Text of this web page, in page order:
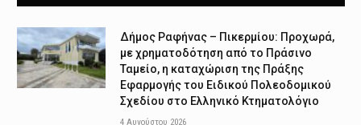
Δήμος Ραφήνας – Πικερμίου: Προχωρά,
με χρηματοδότηση από το Πράσινο
Ταμείο, η καταχώριση της Πράξης
Εφαρμογής του Ειδικού Πολεοδομικού
Σχεδίου στο Ελληνικό Κτηματολόγιο
4 Αυγούστου 2026